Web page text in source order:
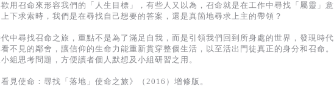
用召命來形容我們的「人生目標」，有些人又以為，召命就是在工作中尋找「屬靈」意
下求索時，我們是在尋找自己想要的答案，還是真箇地尋求上主的帶領？
中尋找召命之旅，重點不是為了滿足自我，而是引領我們回到所身處的世界，發現時代
不見的鄰舍，讓信仰的生命力能重新貫穿整個生活，以至活出門徒真正的身分和召命。
組思考問題，方便讀者個人默想及小組研習之用。
見使命：尋找「落地」使命之旅》（2016）增修版。